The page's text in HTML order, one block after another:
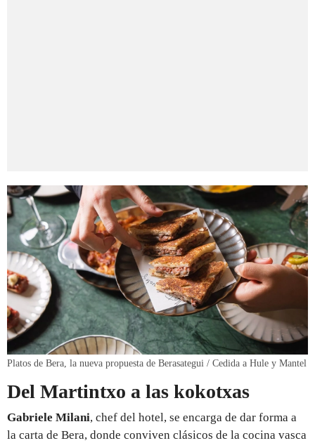
Platos de Bera, la nueva propuesta de Berasategui / Cedida a Hule y Mantel
Del Martintxo a las kokotxas
Gabriele Milani, chef del hotel, se encarga de dar forma a
la carta de Bera, donde conviven clásicos de la cocina vasca